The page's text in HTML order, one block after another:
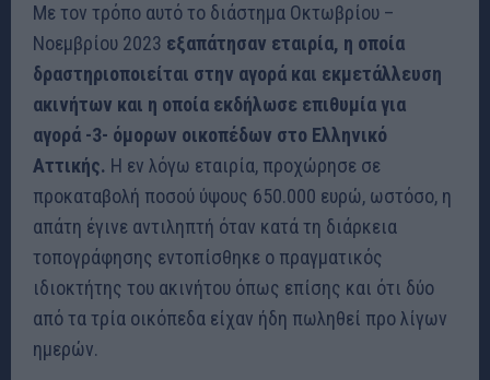
Με τον τρόπο αυτό το διάστημα Οκτωβρίου –
Νοεμβρίου 2023 εξαπάτησαν εταιρία, η οποία
δραστηριοποιείται στην αγορά και εκμετάλλευση
ακινήτων και η οποία εκδήλωσε επιθυμία για
αγορά -3- όμορων οικοπέδων στο Ελληνικό
Αττικής. Η εν λόγω εταιρία, προχώρησε σε
προκαταβολή ποσού ύψους 650.000 ευρώ, ωστόσο, η
απάτη έγινε αντιληπτή όταν κατά τη διάρκεια
τοπογράφησης εντοπίσθηκε ο πραγματικός
ιδιοκτήτης του ακινήτου όπως επίσης και ότι δύο
από τα τρία οικόπεδα είχαν ήδη πωληθεί προ λίγων
ημερών.